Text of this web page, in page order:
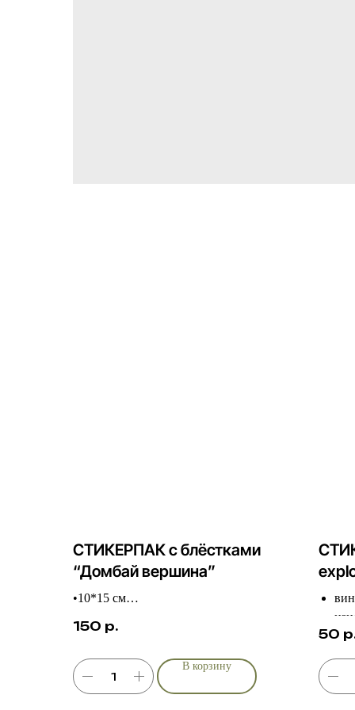
СТИКЕРПАК с блёстками
“Домбай вершина”
•10*15 см
•контурная резка
150 р.
В корзину
8*8
50